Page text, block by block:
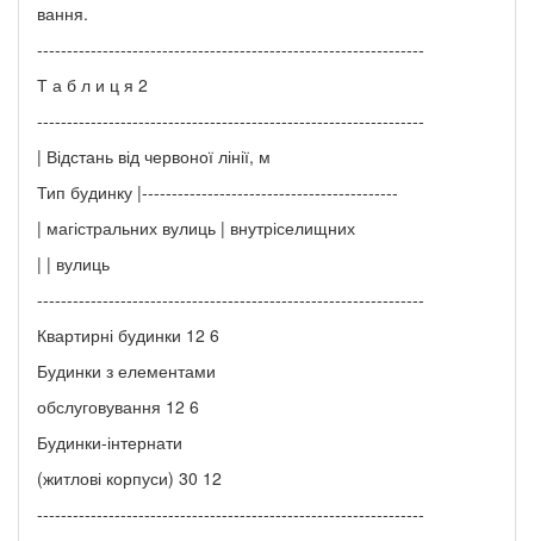
вання.
-----------------------------------------------------------------
Т а б л и ц я 2
-----------------------------------------------------------------
| Відстань від червоної лінії, м
Тип будинку |-------------------------------------------
| магістральних вулиць | внутріселищних
| | вулиць
-----------------------------------------------------------------
Квартирні будинки 12 6
Будинки з елементами
обслуговування 12 6
Будинки-інтернати
(житлові корпуси) 30 12
-----------------------------------------------------------------